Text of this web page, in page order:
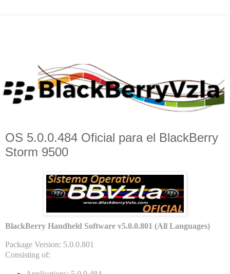
OS 5.0.0.484 Oficial para el BlackBerry
Storm 9500
BlackBerry Handheld Software v5.0.0.801 (All Languages)
Package Version: 5.0.0.801
Consisting of: